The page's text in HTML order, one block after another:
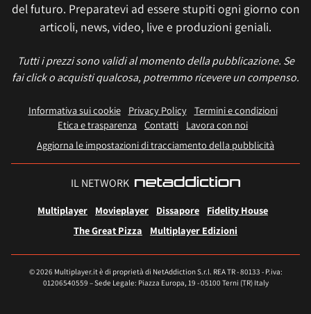
del futuro. Preparatevi ad essere stupiti ogni giorno con
articoli, news, video, live e produzioni geniali.
Tutti i prezzi sono validi al momento della pubblicazione. Se
fai click o acquisti qualcosa, potremmo ricevere un compenso.
Informativa sui cookie Privacy Policy
Termini e condizioni
Etica e trasparenza Contatti
Lavora con noi
Aggiorna le impostazioni di tracciamento della pubblicità
IL NETWORK
Multiplayer Movieplayer Dissapore
Fidelity House
The Great Pizza
Multiplayer Edizioni
© 2026 Multiplayer.it è di proprietà di NetAddiction S.r.l. REA TR - 80133 - P.iva:
01206540559 – Sede Legale: Piazza Europa, 19 - 05100 Terni (TR) Italy